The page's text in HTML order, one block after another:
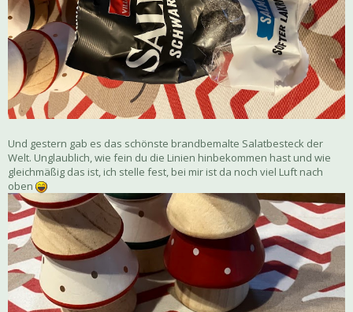
Und gestern gab es das schönste brandbemalte Salatbesteck der
Welt. Unglaublich, wie fein du die Linien hinbekommen hast und wie
gleichmäßig das ist, ich stelle fest, bei mir ist da noch viel Luft nach
oben